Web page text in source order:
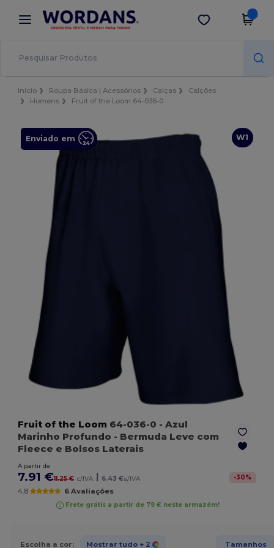
× App Wordans
Melhores preços na app!
Obter app
Início Roupa Básica | Acessórios Calças
Calções
Homens
Fruit of the Loom 64-036-0
W1
Enviado em
Fruit of the Loom 64-036-0 - Azul
Marinho Profundo - Bermuda Leve com
Fleece e Bolsos Laterais
A partir de
7.91 €11.25 € c/IVA | 6.43 €s/IVA -30%
4.8 6 Avaliações
Frete grátis a partir de 79 € neste armazém!
Escolha a cor: Mostrar tudo + 2 Tamanhos